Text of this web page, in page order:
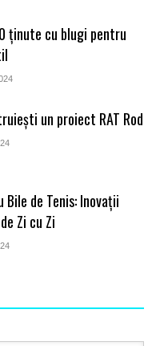
ținute cu blugi pentru
un proiect RAT Rod
Bile de Tenis: Inovații
Zi cu Zi